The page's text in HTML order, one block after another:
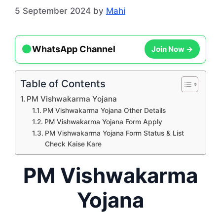
5 September 2024 by Mahi
●WhatsApp Channel Join Now →
Table of Contents
PM Vishwakarma Yojana
PM Vishwakarma Yojana Other Details
PM Vishwakarma Yojana Form Apply
PM Vishwakarma Yojana Form Status & List
Check Kaise Kare
PM Vishwakarma
Yojana